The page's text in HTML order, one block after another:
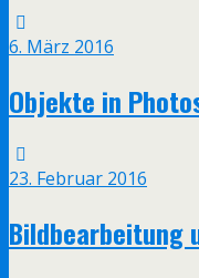
6. März 2016
Objekte in
23. Februar 2016
Bildbearbeitung